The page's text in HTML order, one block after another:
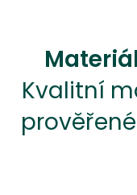
Kvalitní